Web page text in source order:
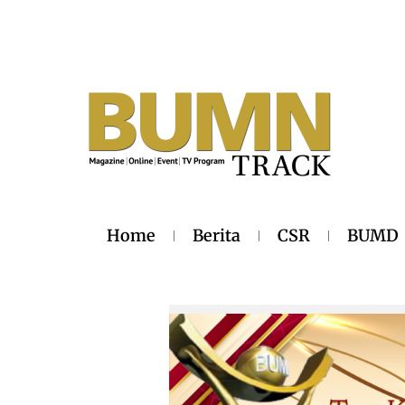
Home Berita CSR BUMD